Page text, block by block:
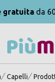
gratuita da
Capelli